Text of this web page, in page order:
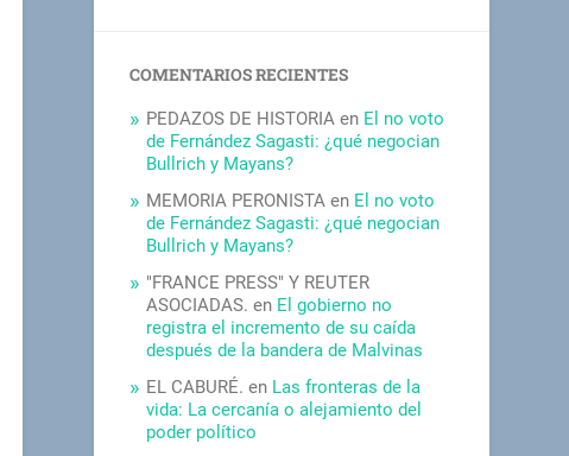
COMENTARIOS RECIENTES
PEDAZOS DE HISTORIA en El no voto
de Fernández Sagasti: ¿qué negocian
Bullrich y Mayans?
MEMORIA PERONISTA en El no voto
de Fernández Sagasti: ¿qué negocian
Bullrich y Mayans?
"FRANCE PRESS" Y REUTER
ASOCIADAS. en El gobierno no
registra el incremento de su caída
después de la bandera de Malvinas
EL CABURÉ. en Las fronteras de la
vida: La cercanía o alejamiento del
poder político